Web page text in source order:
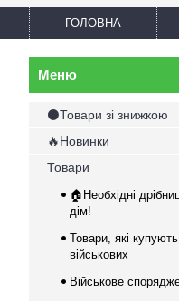
ГОЛОВНА
⚫Товари зі знижкою
🔥Новинки
Товари
🏠Необхідні
дім!
Товари, які
військових
Військове